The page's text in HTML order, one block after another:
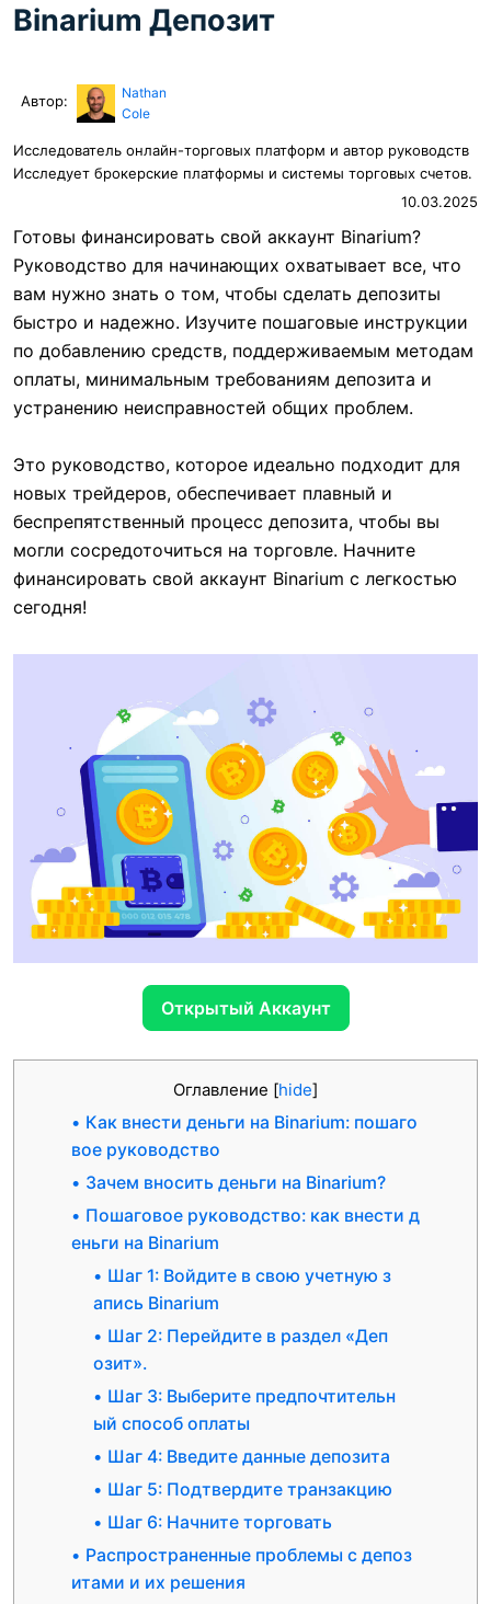
Binarium Депозит
Автор:
Nathan
Cole
Исследователь онлайн-торговых платформ и автор руководств
Исследует брокерские платформы и системы торговых счетов.
10.03.2025
Готовы финансировать свой аккаунт Binarium?
Руководство для начинающих охватывает все, что
вам нужно знать о том, чтобы сделать депозиты
быстро и надежно. Изучите пошаговые инструкции
по добавлению средств, поддерживаемым методам
оплаты, минимальным требованиям депозита и
устранению неисправностей общих проблем.
Это руководство, которое идеально подходит для
новых трейдеров, обеспечивает плавный и
беспрепятственный процесс депозита, чтобы вы
могли сосредоточиться на торговле. Начните
финансировать свой аккаунт Binarium с легкостью
сегодня!
Открытый Аккаунт
Оглавление [hide]
Как внести деньги на Binarium: пошаго
вое руководство
Зачем вносить деньги на Binarium?
Пошаговое руководство: как внести д
еньги на Binarium
Шаг 1: Войдите в свою учетную з
апись Binarium
Шаг 2: Перейдите в раздел «Деп
озит».
Шаг 3: Выберите предпочтительн
ый способ оплаты
Шаг 4: Введите данные депозита
Шаг 5: Подтвердите транзакцию
Шаг 6: Начните торговать
Распространенные проблемы с депоз
итами и их решения